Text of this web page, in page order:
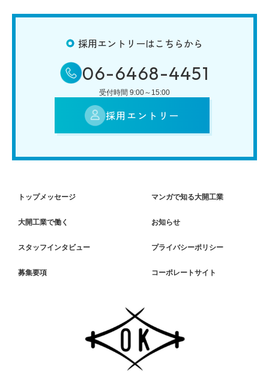
採用エントリーはこちらから
06-6468-4451
受付時間 9:00～15:00
採用エントリー
トップメッセージ
大開工業で働く
スタッフインタビュー
募集要項
マンガで知る大開工業
お知らせ
プライバシーポリシー
コーポレートサイト